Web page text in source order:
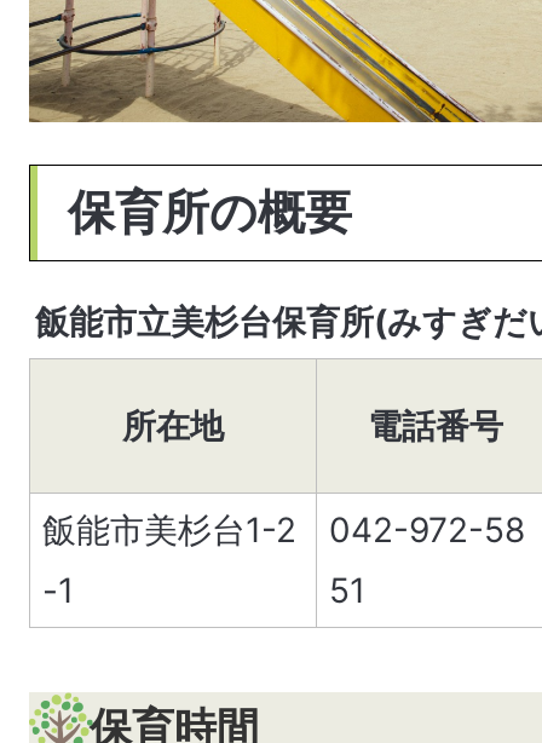
保育所の概要
飯能市立美杉台保育所(みすぎ
所在地 電話番号
飯能市美杉台1-2
-1
042-972-58
51
保育時間